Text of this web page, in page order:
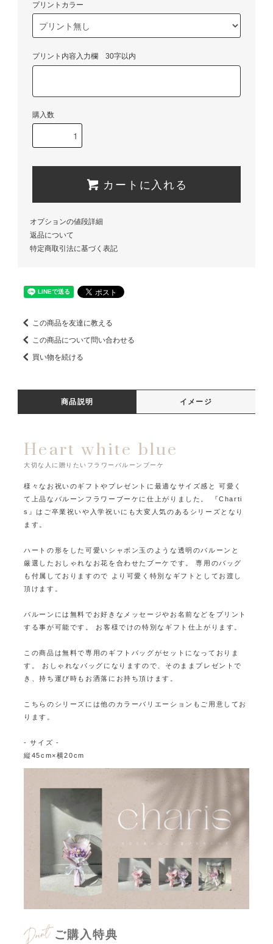
プリントカラー
プリント内容入力欄 30字以内
購入数
カートに入れる
オプションの値段詳細
返品について
特定商取引法に基づく表記
この商品を友達に教える
この商品について問い合わせる
買い物を続ける
商品説明 イメージ
Heart white blue
大切な人に贈りたいフラワーバルーンブーケ
様々なお祝いのギフトやプレゼントに最適なサイズ感と
可愛く
て上品なバルーンフラワーブーケに仕上がりました。
『Charti
s』はご卒業祝いや入学祝いにも大変人気のあるシリーズとなり
ます。
ハートの形をした可愛いシャボン玉のような透明のバルーンと
厳選したおしゃれなお花を合わせたブーケです。
専用のバッグ
も付属しておりますので
より可愛く特別なギフトとしてお渡し
頂けます。
バルーンには無料でお好きなメッセージやお名前などをプリント
する事が可能です。
お客様でけの特別なギフト仕上がります。
この商品は無料で専用のギフトバッグがセットになっておりま
す。
おしゃれなバッグになりますので、そのままプレゼントで
き、持ち運び時もお洒落にお持ち頂けます。
こちらのシリーズには他のカラーバリエーションもご用意してお
ります。
- サイズ -
縦45cm×横20cm
ご購入特典